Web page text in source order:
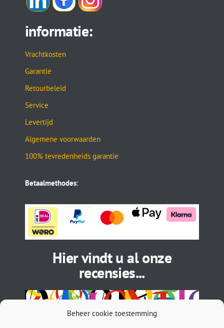
Beheer cookie toestemming
informatie:
Vrachtkosten
Garantie
Retourbeleid
Service
Levertijd
Algemene voorwaarden
100% tevredenheids garantie
Betaalmethodes:
Hier vindt u al onze
recensies...